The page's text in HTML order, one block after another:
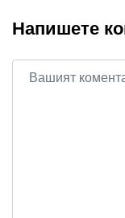
Напишете